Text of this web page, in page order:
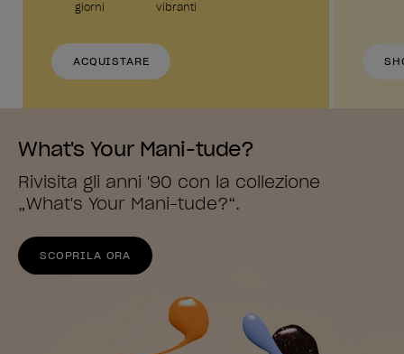
giorni
vibranti
ACQUISTARE
What's Your Mani-tude?
Rivisita gli anni '90 con la collezione
„What's Your Mani-tude?“.
SCOPRILA ORA